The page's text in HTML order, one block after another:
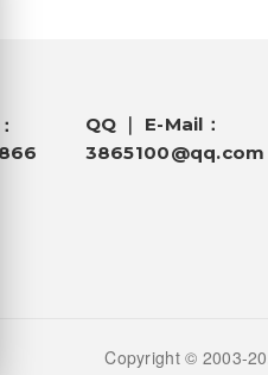
QQ ｜ E-Mail：
3865100@qq.com
Copyright © 2003-